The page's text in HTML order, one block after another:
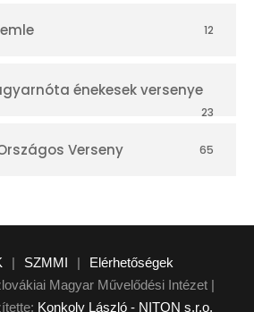
12
énekesek versenye
23
Verseny 65
| SZMMI |
Elérhetőségek
Magyar Művelődési Intézet |
Konkoly László - NITON s.r.o.